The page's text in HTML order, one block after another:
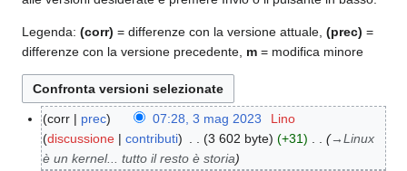
Legenda: (corr) = differenze con la versione attuale, (prec) =
differenze con la versione precedente, m = modifica minore
3
corr prec 07:28, 3 mag 2023
Lino
discussione
contributi 3 602 byte +31 →Linux
è un kernel... tutto il resto è storia